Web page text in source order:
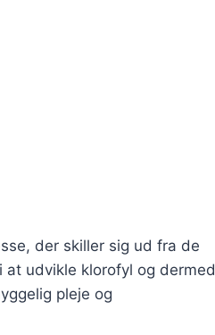
der skiller sig ud fra de
udvikle klorofyl og dermed
pleje og